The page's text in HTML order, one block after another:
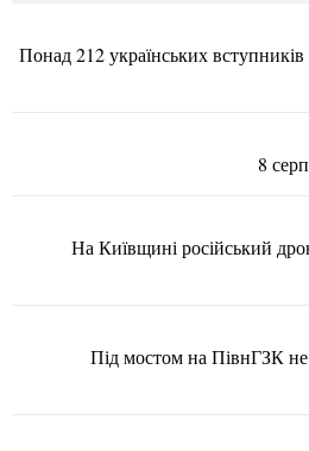
Понад 212 українських
8
На Київщині російський
Під мостом на ПівнГЗК не